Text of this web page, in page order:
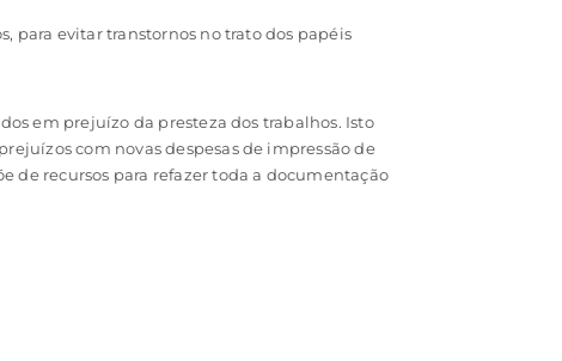
para evitar transtornos no trato dos papéis
em prejuízo da presteza dos trabalhos. Isto
com novas despesas de impressão de
de recursos para refazer toda a documentação